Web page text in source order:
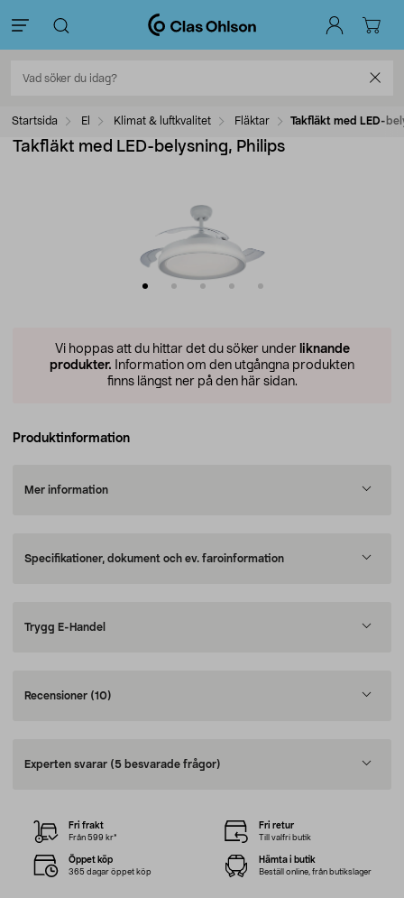
Startsida El Klimat & luftkvalitet Fläktar Takfläkt med LED-
Takfläkt med LED-belysning, Philips
Vi hoppas att du hittar det du söker under liknande
produkter. Information om den utgångna produkten
finns längst ner på den här sidan.
Produktinformation
Mer information
Specifikationer, dokument och ev. faroinformation
Trygg E-Handel
Recensioner (10)
Experten svarar (5 besvarade frågor)
Fri frakt
Från 599 kr*
Fri retur
Till valfri butik
Öppet köp
365 dagar öppet köp
Hämta i butik
Beställ online, från butikslager